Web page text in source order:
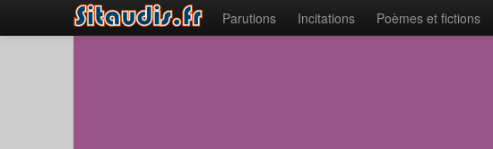
Parutions Incitations Poèmes et fictions